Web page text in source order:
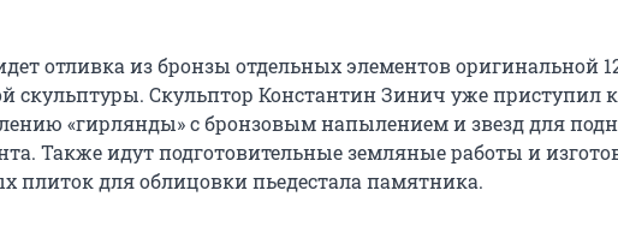
отливка из бронзы отдельных элементов оригинальной
скульптуры. Скульптор Константин Зинич уже приступил к
«гирлянды» с бронзовым напылением и звезд для
Также идут подготовительные земляные работы и
плиток для облицовки пьедестала памятника.